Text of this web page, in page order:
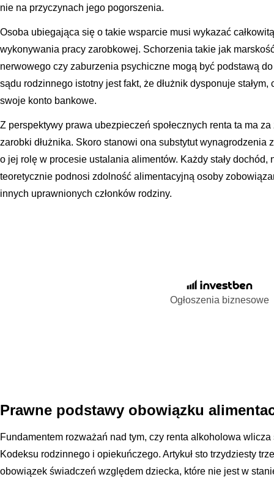
nie na przyczynach jego pogorszenia.
Osoba ubiegająca się o takie wsparcie musi wykazać
wykonywania pracy zarobkowej. Schorzenia takie jak
nerwowego czy zaburzenia psychiczne mogą być podstawą
sądu rodzinnego istotny jest fakt, że dłużnik dysponuje
swoje konto bankowe.
Z perspektywy prawa ubezpieczeń społecznych renta ta ma
zarobki dłużnika. Skoro stanowi ona substytut wynagrodzenia
o jej rolę w procesie ustalania alimentów. Każdy stały
teoretycznie podnosi zdolność alimentacyjną osoby
innych uprawnionych członków rodziny.
Ogłoszenia biznesowe
Prawne podstawy obowiązku
Fundamentem rozważań nad tym, czy renta alkoholowa
Kodeksu rodzinnego i opiekuńczego. Artykuł sto trzydziesty
obowiązek świadczeń względem dziecka, które nie jest w